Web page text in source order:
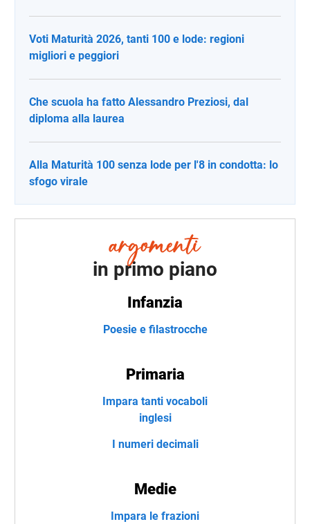
Voti Maturità 2026, tanti 100 e lode: regioni
migliori e peggiori
Che scuola ha fatto Alessandro Preziosi, dal
diploma alla laurea
Alla Maturità 100 senza lode per l'8 in condotta: lo
sfogo virale
in primo piano
Infanzia
Poesie e filastrocche
Primaria
Impara tanti vocaboli
inglesi
I numeri decimali
Medie
Impara le frazioni